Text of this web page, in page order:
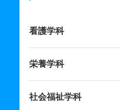
看護学科
栄養学科
社会福祉学科